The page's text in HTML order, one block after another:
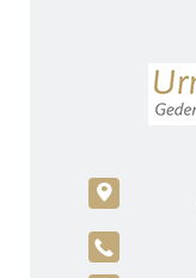
c
A